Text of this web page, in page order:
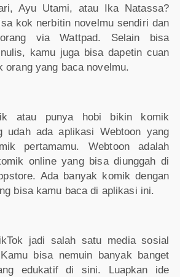
Ayu Utami, atau Ika Natassa?
kok nerbitin novelmu sendiri dan
via Wattpad. Selain bisa
kamu juga bisa dapetin cuan
orang yang baca novelmu.
atau punya hobi bikin komik
udah ada aplikasi Webtoon yang
pertamamu. Webtoon adalah
online yang bisa diunggah di
Ada banyak komik dengan
bisa kamu baca di aplikasi ini.
jadi salah satu media sosial
bisa nemuin banyak banget
edukatif di sini. Luapkan ide